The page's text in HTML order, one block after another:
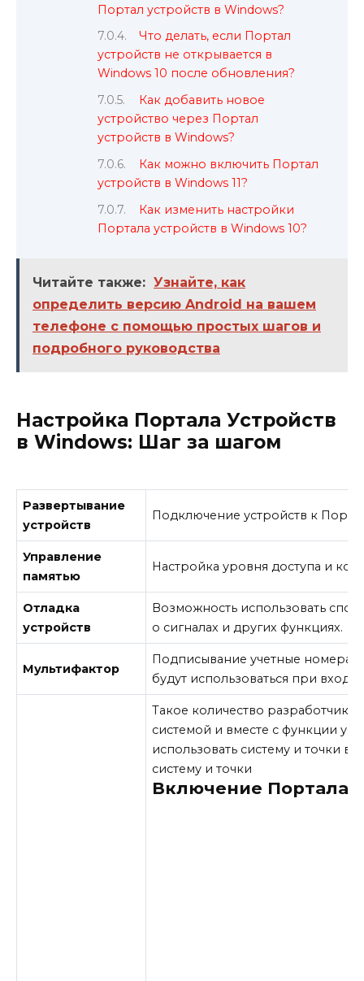
Портал устройств в Windows?
Что делать, если Портал
устройств не открывается в
Windows 10 после обновления?
Как добавить новое
устройство через Портал
устройств в Windows?
Как можно включить Портал
устройств в Windows 11?
Как изменить настройки
Портала устройств в Windows 10?
Читайте также: Узнайте, как
определить версию Android на вашем
телефоне с помощью простых шагов и
подробного руководства
Настройка Портала Устройств
в Windows: Шаг за шагом
Развертывание
устройств
Подключение устройств к
Управление
памятью
Настройка уровня доступа и
Отладка
устройств
Возможность использовать
о сигналах и других функциях.
Мультифактор
Подписывание учетные номера
будут использоваться при входе.
Такое количество
системой и вместе с функции
использовать систему и точки
систему и точки
Включение Портала